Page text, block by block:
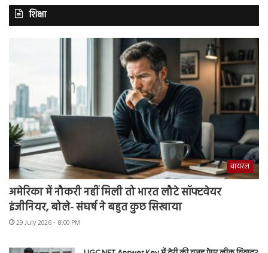
शिक्षा
वायरल
अमेरिका में नौकरी नहीं मिली तो भारत लौटे सॉफ्टवेयर
इंजीनियर, बोले- संघर्ष ने बहुत कुछ सिखाया
29 July 2026 - 8:00 PM